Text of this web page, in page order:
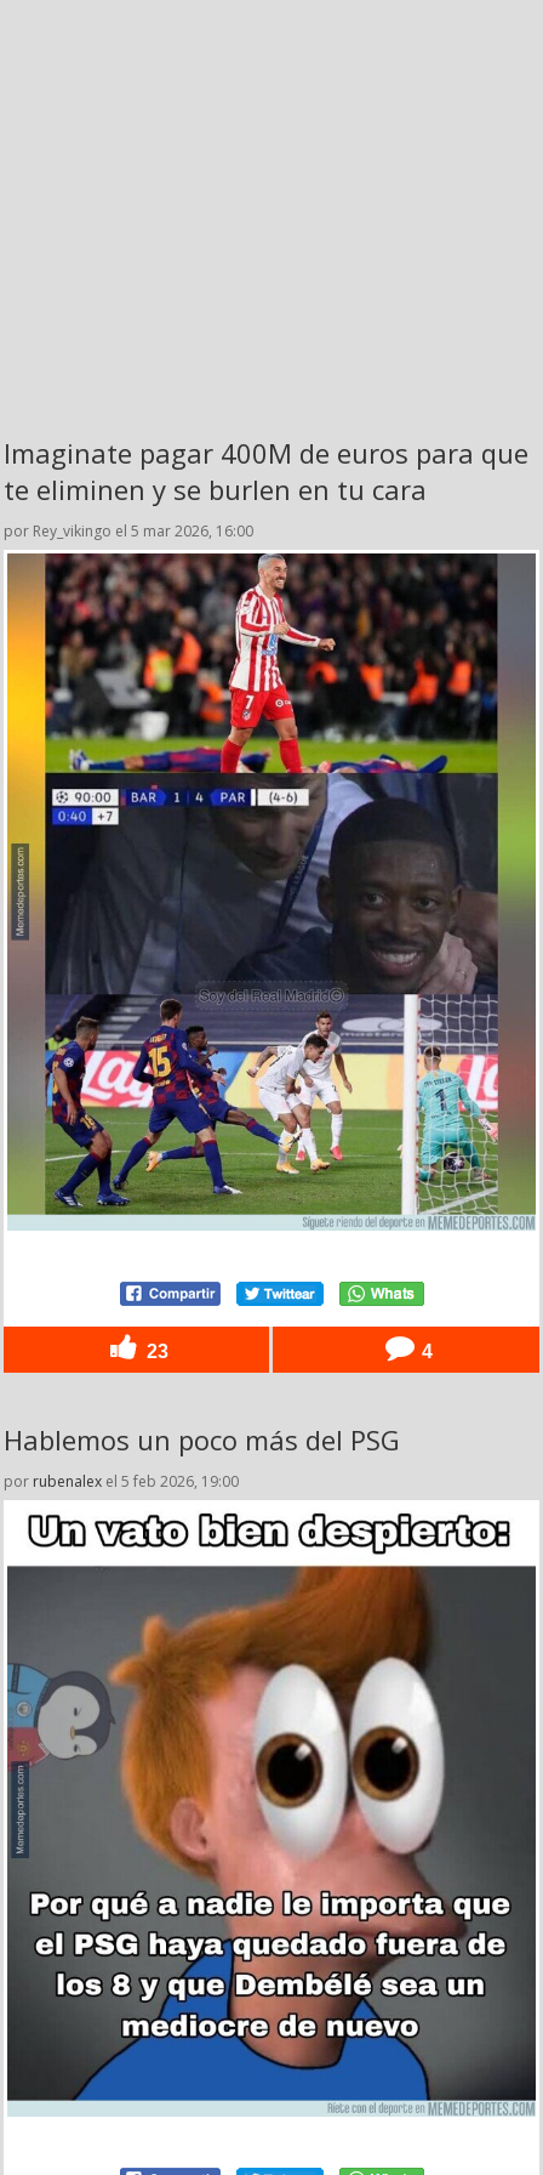
Imaginate pagar 400M de euros para que
te eliminen y se burlen en tu cara
por Rey_vikingo el 5 mar 2026, 16:00
23 4
Hablemos un poco más del PSG
por rubenalex el 5 feb 2026, 19:00